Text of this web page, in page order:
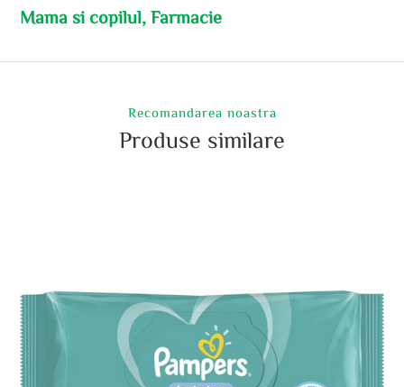
Mama si copilul, Farmacie
Recomandarea noastra
Produse similare